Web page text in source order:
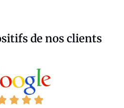
de nos clients